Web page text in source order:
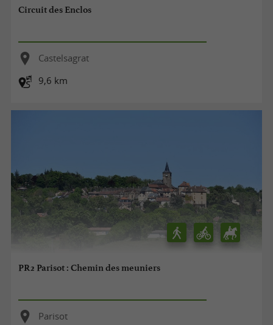
Circuit des Enclos
Castelsagrat
9,6 km
PR2 Parisot : Chemin des meuniers
Parisot